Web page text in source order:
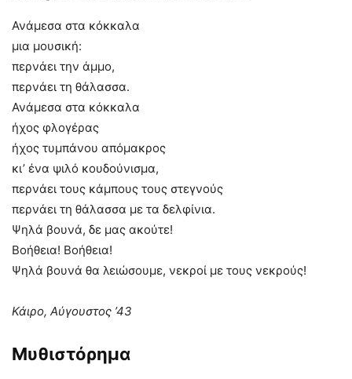
Ανάμεσα στα κόκκαλα
μια μουσική:
περνάει την άμμο,
περνάει τη θάλασσα.
Ανάμεσα στα κόκκαλα
ήχος φλογέρας
ήχος τυμπάνου απόμακρος
κι’ ένα ψιλό κουδούνισμα,
περνάει τους κάμπους τους στεγνούς
περνάει τη θάλασσα με τα δελφίνια.
Ψηλά βουνά, δε μας ακούτε!
Βοήθεια! Βοήθεια!
Ψηλά βουνά θα λειώσουμε, νεκροί με τους νεκρούς!
Κάιρο, Αύγουστος ’43
Μυθιστόρημα